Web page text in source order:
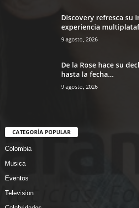
Discovery refresca su
experiencia
9 agosto, 2026
De la Rose hace su
hasta la fecha...
9 agosto, 2026
CATEGORÍA POPULAR
Colombia
Musica
Eventos
Television